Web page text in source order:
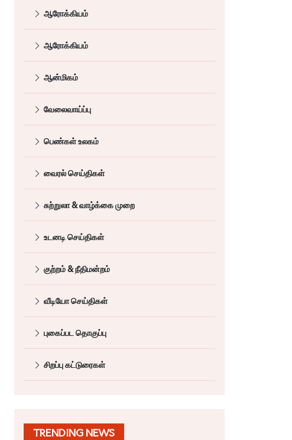
ஆரோக்கியம்
ஆரோக்கியம்
ஆன்மிகம்
வேலைவாய்ப்பு
பெண்கள் உலகம்
வைரல் செய்திகள்
சுற்றுலா & வாழ்க்கை முறை
உடனடி செய்திகள்
குற்றம் & நீதிமன்றம்
வீடியோ செய்திகள்
புகைப்பட தொகுப்பு
சிறப்பு கட்டுரைகள்
TRENDING NEWS